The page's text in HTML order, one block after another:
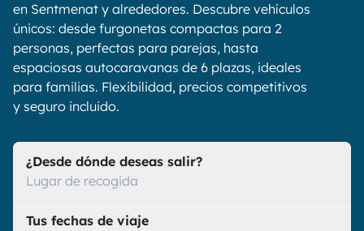
en Sentmenat y alrededores. Descubre vehículos
únicos: desde furgonetas compactas para 2
personas, perfectas para parejas, hasta
espaciosas autocaravanas de 6 plazas, ideales
para familias. Flexibilidad, precios competitivos
y seguro incluido.
¿Desde dónde deseas salir?
Lugar de recogida
Tus fechas de viaje